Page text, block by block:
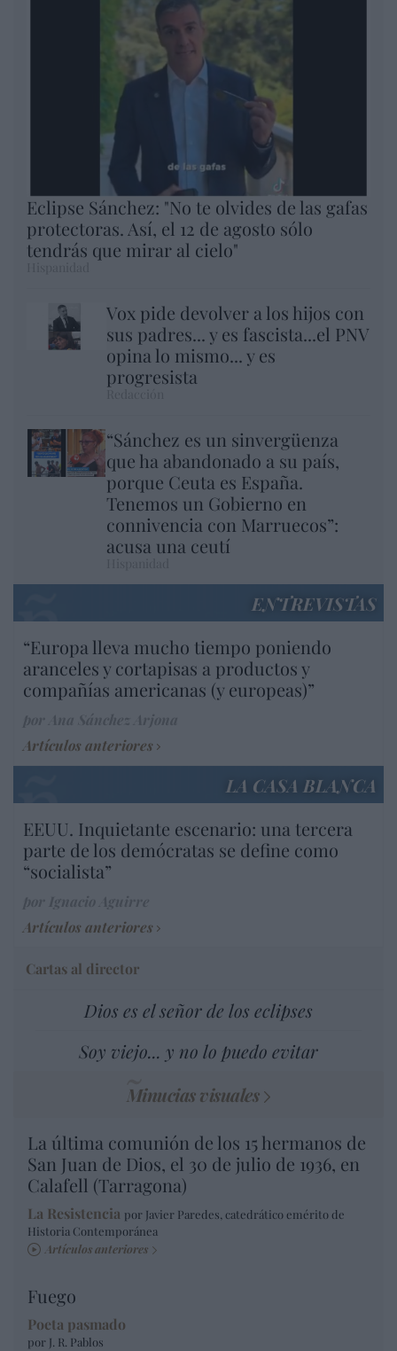
Eclipse Sánchez: "No te olvides de las gafas
protectoras. Así, el 12 de agosto sólo
tendrás que mirar al cielo"
Vox pide devolver a los hijos con
sus padres... y es fascista...el PNV
opina lo mismo... y es
progresista
“Sánchez es un sinvergüenza
que ha abandonado a su país,
porque Ceuta es España.
Tenemos un Gobierno en
connivencia con Marruecos”:
acusa una ceutí
ENTREVISTAS
“Europa lleva mucho tiempo poniendo
aranceles y cortapisas a productos y
compañías americanas (y europeas)”
Artículos anteriores
LA CASA BLANCA
EEUU. Inquietante escenario: una tercera
parte de los demócratas se define como
“socialista”
Artículos anteriores
Cartas al director
Dios es el señor de los eclipses
Soy viejo... y no lo puedo evitar
Minucias visuales
La última comunión de los 15 hermanos de
San Juan de Dios, el 30 de julio de 1936, en
Calafell (Tarragona)
La Resistencia por Javier Paredes, catedrático emérito de
Historia Contemporánea
Artículos anteriores
Fuego
Poeta pasmado
por J. R. Pablos